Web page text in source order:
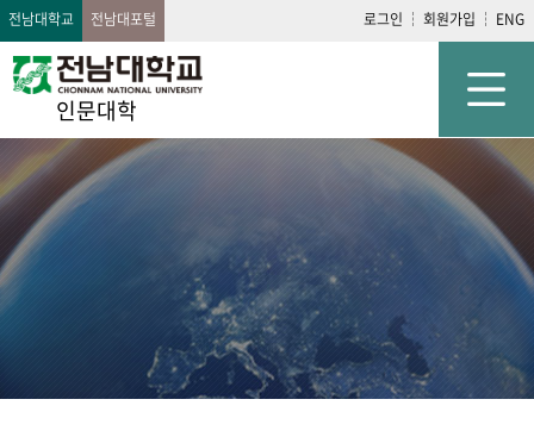
전남대학교 전남대포털 로그인 회원가입 ENG
인문대학